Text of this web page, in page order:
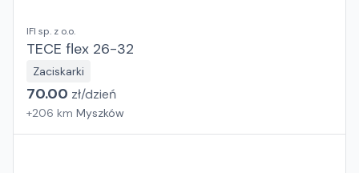
IFI sp. z o.o.
TECE flex 26-32
Zaciskarki
70.00 zł/dzień
+206 km Myszków